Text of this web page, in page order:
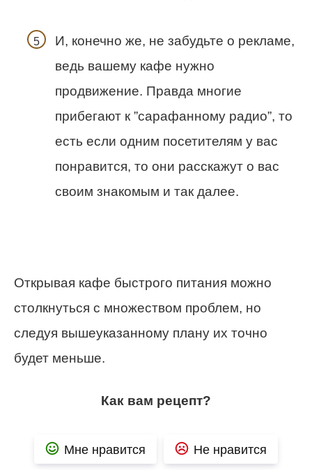
И, конечно же, не забудьте о рекламе,
ведь вашему кафе нужно
продвижение. Правда многие
прибегают к ”сарафанному радио”, то
есть если одним посетителям у вас
понравится, то они расскажут о вас
своим знакомым и так далее.
Открывая кафе быстрого питания можно
столкнуться с множеством проблем, но
следуя вышеуказанному плану их точно
будет меньше.
Как вам рецепт?
Мне нравится Не нравится